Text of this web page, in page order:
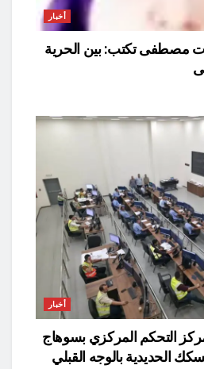
أخبار
مصطفى تكتب: بين الحرية
أخبار
التحكم المركزي بسوهاج
الحديدية بالوجه القبلي